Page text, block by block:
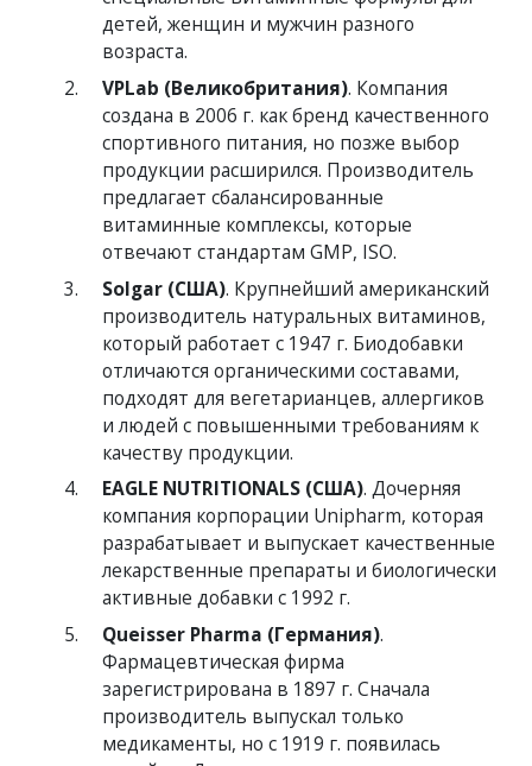
детей, женщин и мужчин разного
возраста.
VPLab (Великобритания). Компания
создана в 2006 г. как бренд качественного
спортивного питания, но позже выбор
продукции расширился. Производитель
предлагает сбалансированные
витаминные комплексы, которые
отвечают стандартам GMP, ISO.
Solgar (США). Крупнейший американский
производитель натуральных витаминов,
который работает с 1947 г. Биодобавки
отличаются органическими составами,
подходят для вегетарианцев, аллергиков
и людей с повышенными требованиям к
качеству продукции.
EAGLE NUTRITIONALS (США). Дочерняя
компания корпорации Unipharm, которая
разрабатывает и выпускает качественные
лекарственные препараты и биологически
активные добавки с 1992 г.
Queisser Pharma (Германия).
Фармацевтическая фирма
зарегистрирована в 1897 г. Сначала
производитель выпускал только
медикаменты, но с 1919 г. появилась